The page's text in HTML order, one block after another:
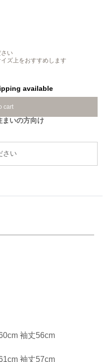
い
ズ上をおすすめします
available
cart
まいの方向け
さい
袖丈56cm
袖丈57cm